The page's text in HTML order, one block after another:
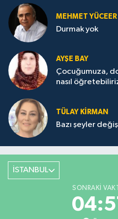
MEHMET YÜCEER
Durmak yok
AYŞE BAY
Çocuğumuza,
nasıl
TÜLAY KİRMAN
Bazı şeyler
İSTANBUL
SONRAKI